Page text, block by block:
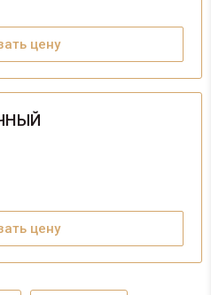
цену
цену